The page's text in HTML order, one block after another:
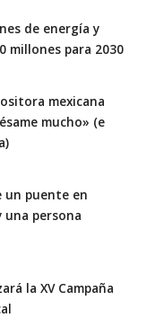
de energía y
millones para 2030
mexicana
mucho» (e
un puente en
una persona
la XV Campaña